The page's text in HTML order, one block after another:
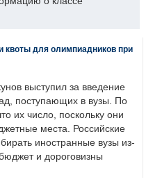
для олимпиадников при
выступил за введение
поступающих в вузы. По
их число, поскольку они
места. Российские
иностранные вузы из-
и дороговизны